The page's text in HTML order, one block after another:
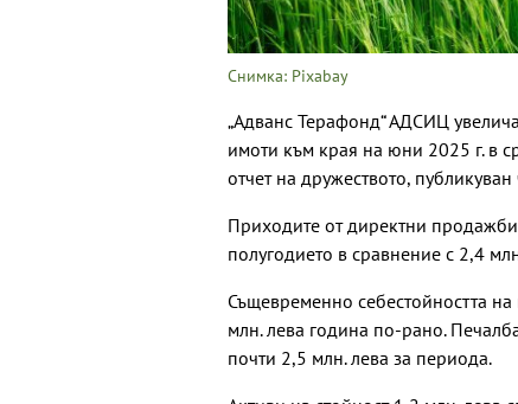
Снимка: Pixabay
„Адванс Терафонд“ АДСИЦ
имоти към края на юни 2025 г. в
отчет на дружеството,
Приходите от директни
полугодието в сравнение с 2,4
Същевременно себестойността
млн. лева година по-рано.
почти 2,5 млн. лева за периода.